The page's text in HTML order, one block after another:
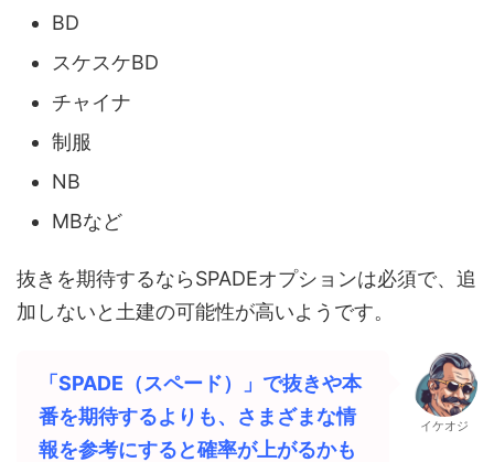
BD
スケスケBD
チャイナ
制服
NB
MBなど
抜きを期待するならSPADEオプションは必須で、追
加しないと土建の可能性が高いようです。
「SPADE（スペード）」で抜きや本
番を期待するよりも、さまざまな情
報を参考にすると確率が上がるかも
イケオジ